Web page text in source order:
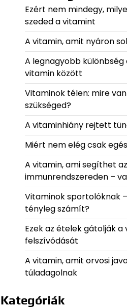
Ezért nem mindegy,
szeded a vitamint
A vitamin, amit nyáron
A legnagyobb különbség
vitamin között
Vitaminok télen: mire
szükséged?
A vitaminhiány rejtett
Miért nem elég csak
A vitamin, ami segíthet az
immunrendszereden –
Vitaminok sportolóknak
tényleg számít?
Ezek az ételek gátolják a
felszívódását
A vitamin, amit orvosi
túladagolnak
Kategóriák